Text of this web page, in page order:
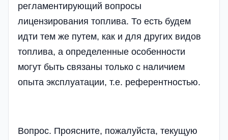
регламентирующий вопросы
лицензирования топлива. То есть будем
идти тем же путем, как и для других видов
топлива, а определенные особенности
могут быть связаны только с наличием
опыта эксплуатации, т.е. референтностью.
Вопрос. Проясните, пожалуйста, текущую